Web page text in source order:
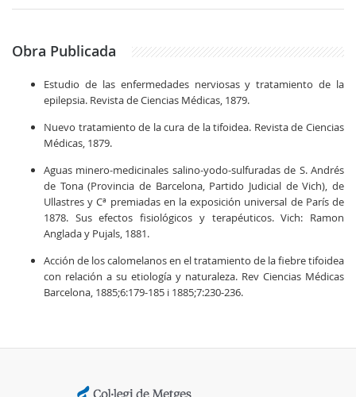
Obra Publicada
Estudio de las enfermedades nerviosas y tratamiento de la
epilepsia. Revista de Ciencias Médicas, 1879.
Nuevo tratamiento de la cura de la tifoidea. Revista de Ciencias
Médicas, 1879.
Aguas minero-medicinales salino-yodo-sulfuradas de S. Andrés
de Tona (Provincia de Barcelona, Partido Judicial de Vich), de
Ullastres y Cª premiadas en la exposición universal de París de
1878. Sus efectos fisiológicos y terapéuticos. Vich: Ramon
Anglada y Pujals, 1881.
Acción de los calomelanos en el tratamiento de la fiebre tifoidea
con relación a su etiología y naturaleza. Rev Ciencias Médicas
Barcelona, 1885;6:179-185 i 1885;7:230-236.